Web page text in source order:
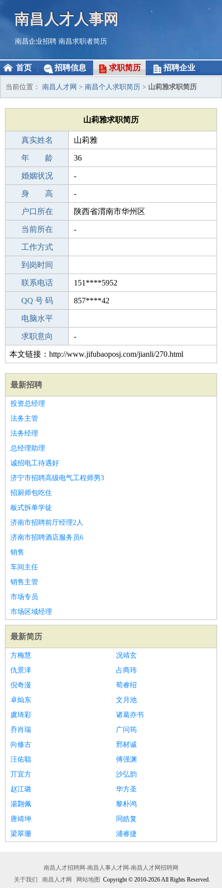
南昌人才人事网
南昌企业招聘 南昌求职者简历
首页 招聘信息 求职简历 招聘企业
当前位置： 南昌人才网 > 南昌个人求职简历 > 山莉雅求职简历
山莉雅求职简历
真实姓名 山莉雅
性 别 女
年 龄 36
出生年月 1990-10-09
婚姻状况 -
学 历 专科
身 高 -
毕业学校 专科
户口所在 陕西省渭南市华州区
所学专业 -
当前所在 -
工作经验
工作方式
驾 照
到岗时间
期望月薪
联系电话 151****5952
手机号码 151****5952
QQ 号 码 857****42
微信号码
电脑水平
外语水平
求职意向 -
本文链接：http://www.jifubaoposj.com/jianli/270.html
最新招聘
投资总经理
法务主管
法务经理
总经理助理
诚招电工待遇好
济宁市招聘高级电气工程师男3
招厨师包吃住
板式拆单学徒
济南市招聘前厅经理2人
济南市招聘酒店服务员6
销售
车间主任
销售主管
市场专员
市场区域经理
最新简历
方梅慧
况靖玄
仇景泽
占商玮
倪奇漫
荀睿绍
卓灿东
文月池
虞琦彩
诸葛亦书
乔肖瑞
广问筠
向修古
邢材诚
汪佑聪
傅强渊
丌宜方
沙弘韵
赵江璐
华方圣
湯翾佩
黎朴鸿
唐靖坤
同皓复
梁翠珊
浦睿捷
南昌人才招聘网-南昌人事人才网-南昌人才网招聘网
关于我们
南昌人才网 网站地图 Copyright © 2010-2026 All Rights Reserved.